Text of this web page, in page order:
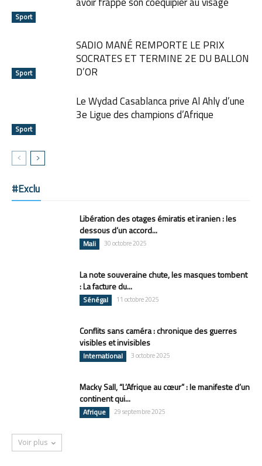
Sport
Sport
SADIO MANÉ REMPORTE LE PRIX
SOCRATES ET TERMINE 2E DU BALLON
D’OR
Sport
Le Wydad Casablanca prive Al Ahly d’une
3e Ligue des champions d’Afrique
#Exclu
Libération des otages émiratis et iranien : les
dessous d’un accord...
Mali 30 octobre 2025
La note souveraine chute, les masques tombent
: La facture du...
Sénégal 11 octobre 2025
Conflits sans caméra : chronique des guerres
visibles et invisibles
International 3 octobre 2025
Macky Sall, “L’Afrique au cœur” : le manifeste d’un
continent qui...
Afrique 29 septembre 2025
Voir plus